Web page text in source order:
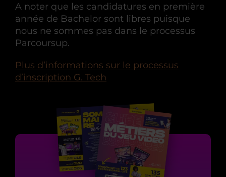
A noter que les candidatures en première
année de Bachelor sont libres puisque
nous ne sommes pas dans le processus
Parcoursup.
Plus d’informations sur le processus
d’inscription G. Tech